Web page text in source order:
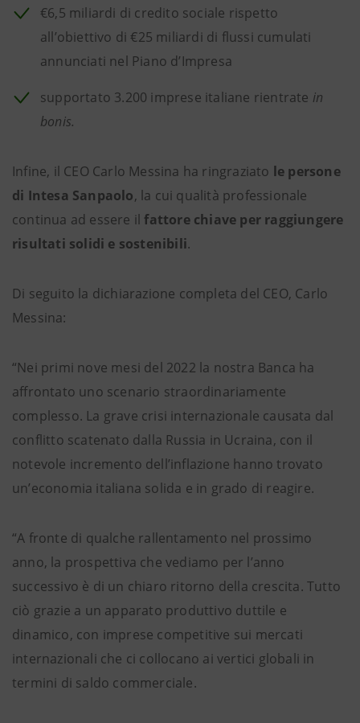
€6,5 miliardi di credito sociale rispetto
all’obiettivo di €25 miliardi di flussi cumulati
annunciati nel Piano d’Impresa
supportato 3.200 imprese italiane rientrate in
bonis.
Infine, il CEO Carlo Messina ha ringraziato le persone
di Intesa Sanpaolo, la cui qualità professionale
continua ad essere il fattore chiave per raggiungere
risultati solidi e sostenibili.
Di seguito la dichiarazione completa del CEO, Carlo
Messina:
“Nei primi nove mesi del 2022 la nostra Banca ha
affrontato uno scenario straordinariamente
complesso. La grave crisi internazionale causata dal
conflitto scatenato dalla Russia in Ucraina, con il
notevole incremento dell’inflazione hanno trovato
un’economia italiana solida e in grado di reagire.
“A fronte di qualche rallentamento nel prossimo
anno, la prospettiva che vediamo per l’anno
successivo è di un chiaro ritorno della crescita. Tutto
ciò grazie a un apparato produttivo duttile e
dinamico, con imprese competitive sui mercati
internazionali che ci collocano ai vertici globali in
termini di saldo commerciale.